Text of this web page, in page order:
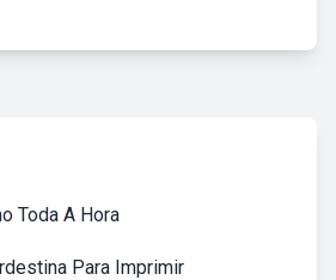
Toda A Hora
Para Imprimir